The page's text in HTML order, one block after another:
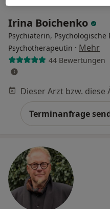
Irina Boichenko
Psychiaterin,
Psychotherapeutin · Mehr
44 Bewertungen
Terminanfrage